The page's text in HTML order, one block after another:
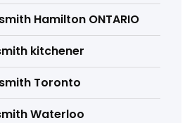
Hamilton ONTARIO
kitchener
Toronto
Waterloo